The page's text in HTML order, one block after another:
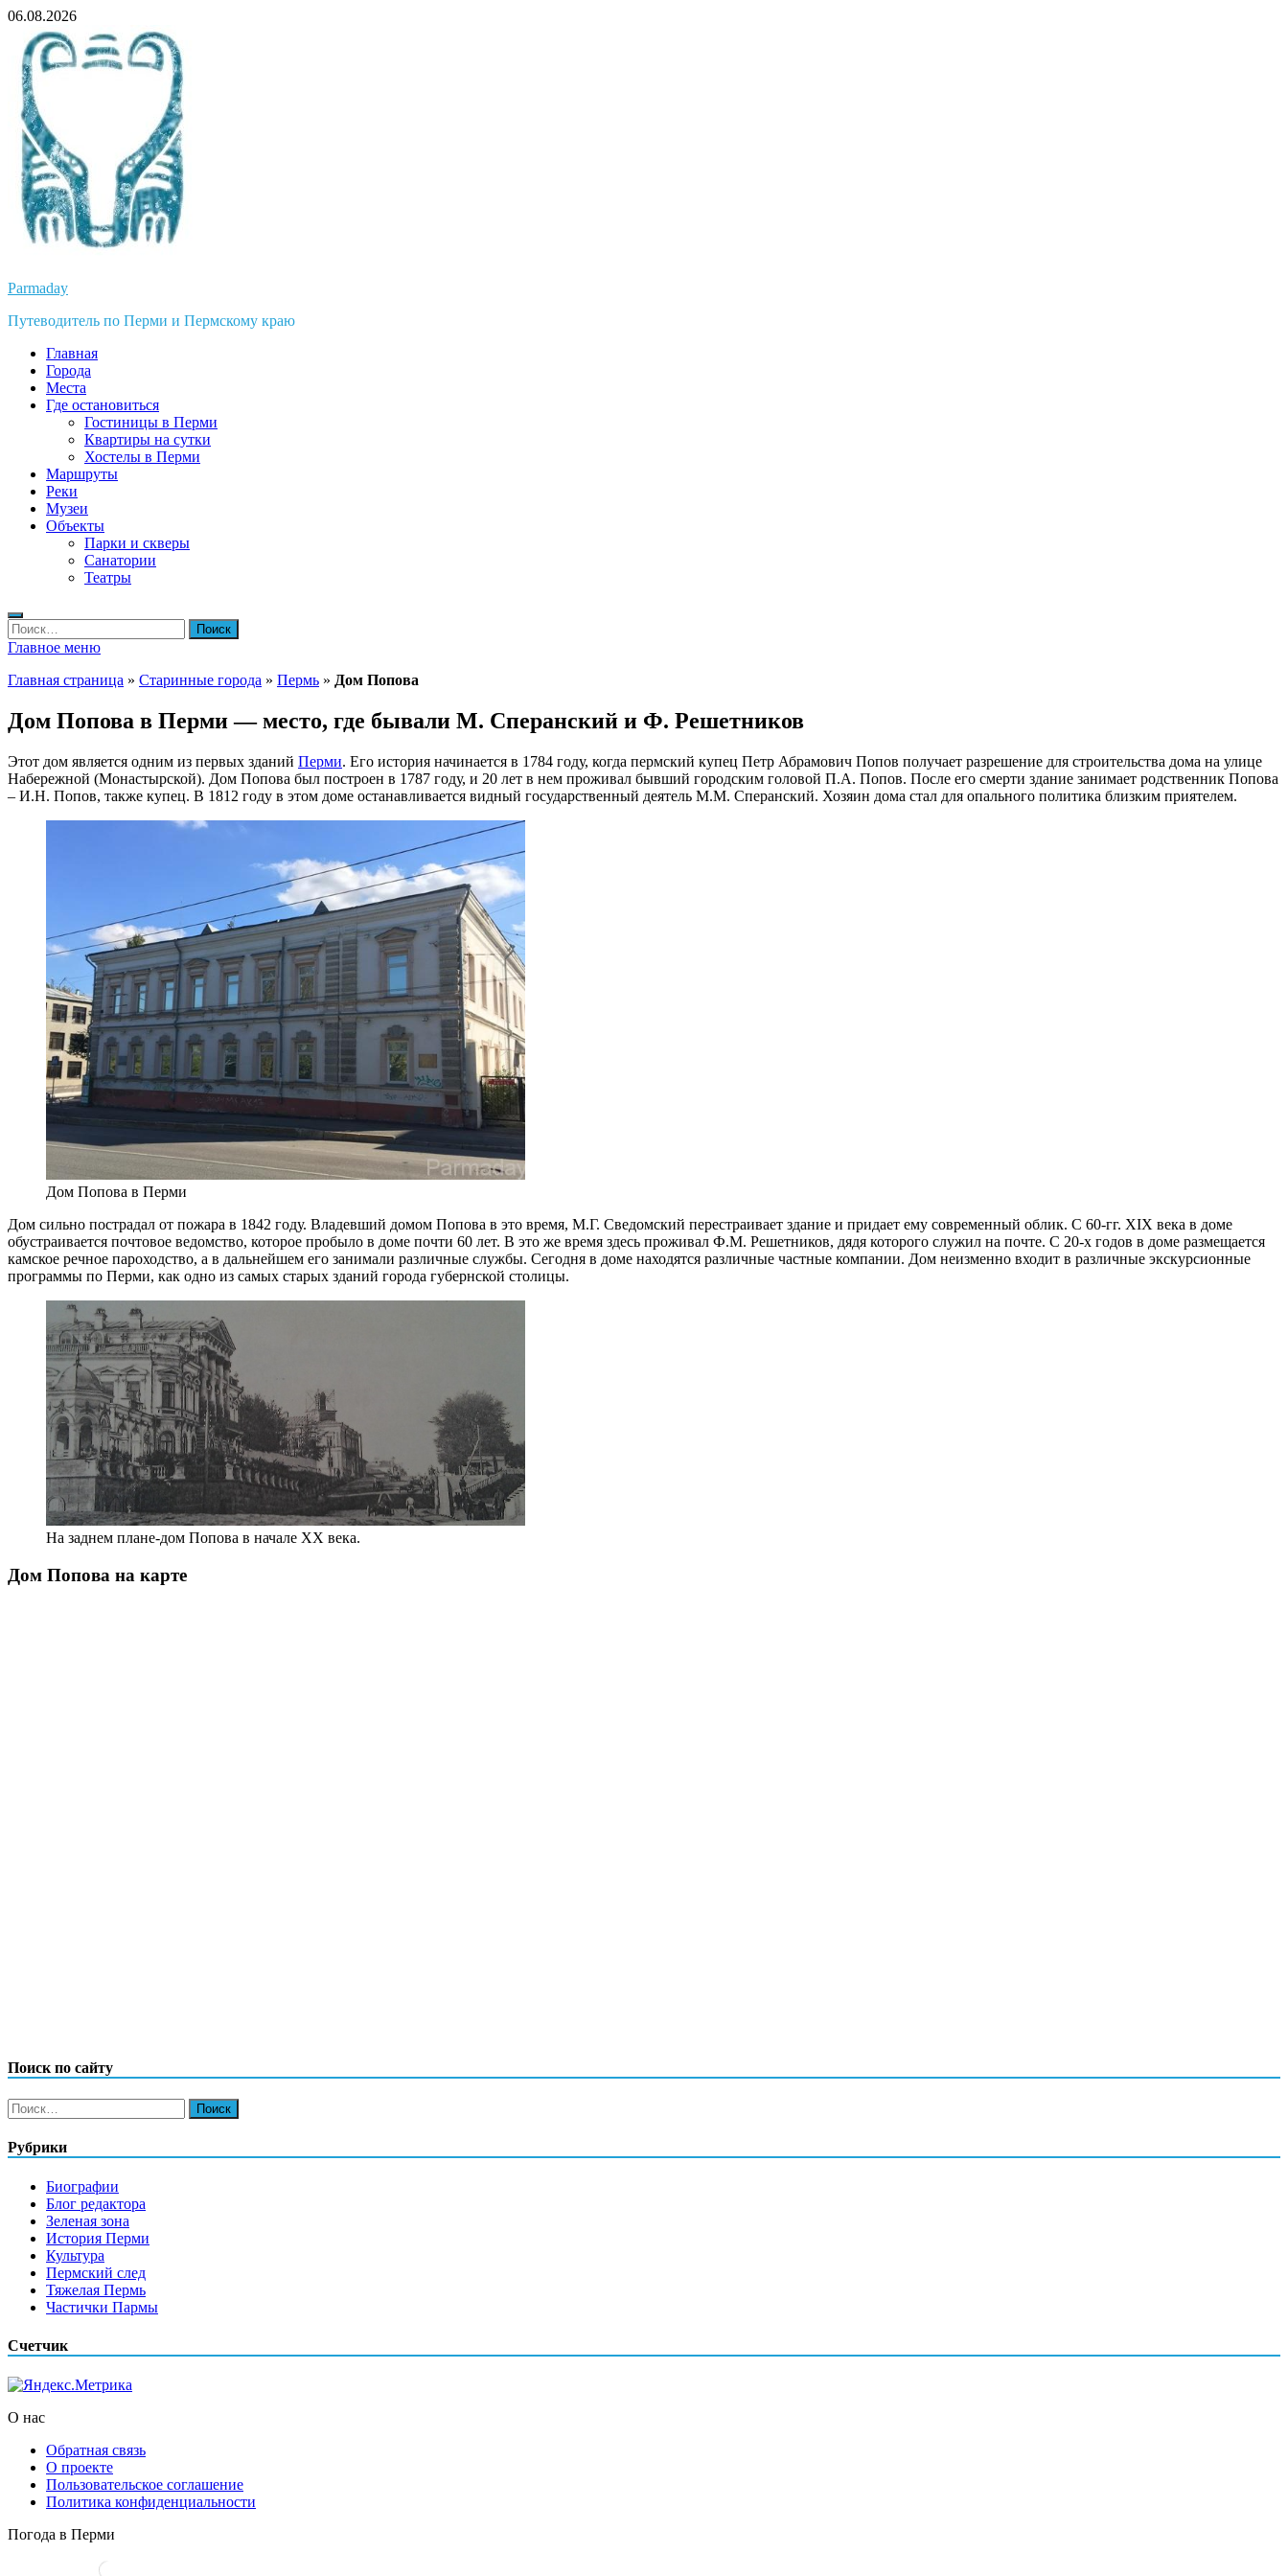
Перейти
содержимому
06.08.2026
Parmaday
Путеводитель по Перми и Пермскому краю
Главная
Города
Места
Где остановиться
Гостиницы в Перми
Квартиры на сутки
Хостелы в Перми
Маршруты
Реки
Музеи
Объекты
Парки и скверы
Санатории
Театры
Найти:
Главное меню
Главная страница » Старинные города » Пермь » Дом Попова
Дом Попова в Перми — место, где бывали М. Сперанский и Ф. Решетников
Этот дом является одним из первых зданий Перми. Его история начинается в 1784 году, когда пермский купец Петр Абрамович Попов получает разрешение для строительства дома на улице
Набережной (Монастырской). Дом Попова был построен в 1787 году, и 20 лет в нем проживал бывший городским головой П.А. Попов. После его смерти здание занимает родственник Попова
– И.Н. Попов, также купец. В 1812 году в этом доме останавливается видный государственный деятель М.М. Сперанский. Хозяин дома стал для опального политика близким приятелем.
Дом Попова в Перми
Дом сильно пострадал от пожара в 1842 году. Владевший домом Попова в это время, М.Г. Сведомский перестраивает здание и придает ему современный облик. С 60-гг. XIX века в доме
обустраивается почтовое ведомство, которое пробыло в доме почти 60 лет. В это же время здесь проживал Ф.М. Решетников, дядя которого служил на почте. С 20-х годов в доме размещается
камское речное пароходство, а в дальнейшем его занимали различные службы. Сегодня в доме находятся различные частные компании. Дом неизменно входит в различные экскурсионные
программы по Перми, как одно из самых старых зданий города губернской столицы.
На заднем плане-дом Попова в начале XX века.
Дом Попова на карте
Поиск по сайту
Найти:
Рубрики
Биографии
Блог редактора
Зеленая зона
История Перми
Культура
Пермский след
Тяжелая Пермь
Частички Пармы
Счетчик
О нас
Обратная связь
О проекте
Пользовательское соглашение
Политика конфиденциальности
Погода в Перми